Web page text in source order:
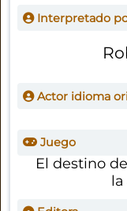
Interpretado
Actor idioma
Juego
El destino